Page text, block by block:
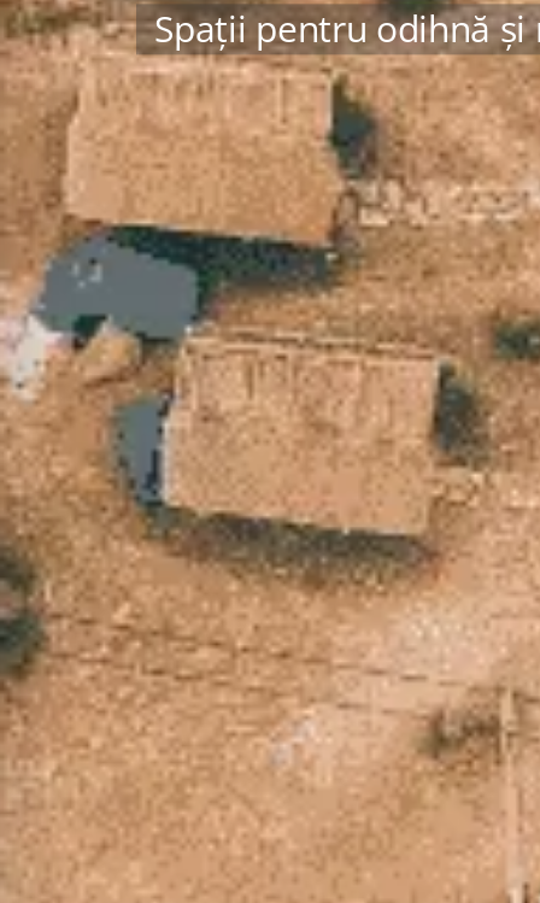
Spații pentru odihnă